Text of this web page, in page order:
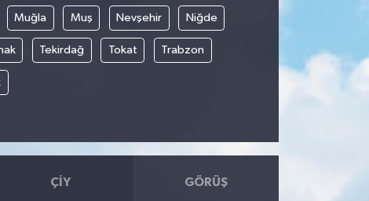
Muğla Muş Nevşehir Niğde
Tekirdağ Tokat Trabzon
ÇIY GÖRÜŞ